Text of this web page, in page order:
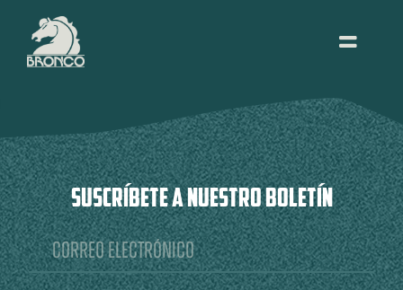
content
Toggle
BIO
MÚSICA
VIDEOS
SUSCRÍBETE A NUESTRO BOLETÍN